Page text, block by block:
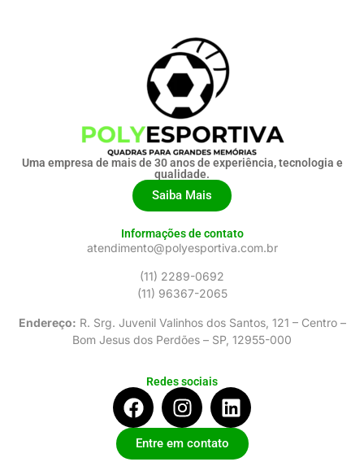
Uma empresa de mais de 30 anos de experiência, tecnologia e
qualidade.
Saiba Mais
Informações de contato
atendimento@polyesportiva.com.br
(11) 2289-0692
(11) 96367-2065
Endereço: R. Srg. Juvenil Valinhos dos Santos, 121 – Centro –
Bom Jesus dos Perdões – SP, 12955-000
Redes sociais
Entre em contato